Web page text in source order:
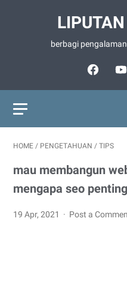
berbagi
HOME / PENGETAHUAN / TIPS
mau membangun
mengapa seo
19 Apr, 2021 Post a